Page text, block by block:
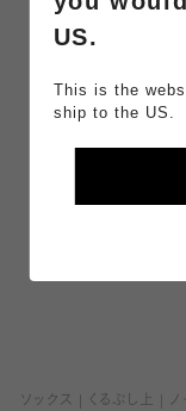
並び替
え
ード
クリア
現在、商
ソックス くるぶし上
US.
This is the
ship to the US.